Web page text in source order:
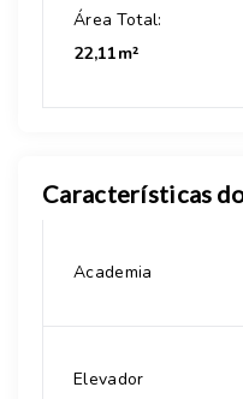
Área Total:
22,11m²
Características
Academia
Elevador